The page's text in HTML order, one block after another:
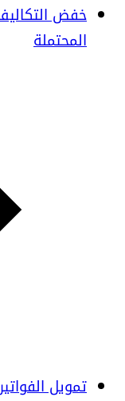
خفض
المحتملة
تمويل